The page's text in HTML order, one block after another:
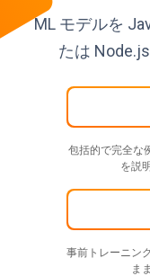
ML モデルを
たは
包括的で完全な
を説
事前トレーニン
ま